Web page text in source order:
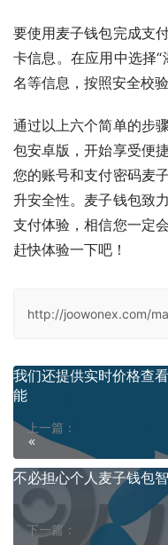
要使用麦子钱包完成支
卡信息。在应用中选择
名等信息，按照安全校
通过以上六个简单的步
包安卓版，开始享受便
您的账号和支付密码麦
升安全性。麦子钱包致
支付体验，相信您一定
赶快体验一下吧！
http://joowonex.com/
上一篇：
我们还提供实时价格查
能
下一篇：
不必担心个人麦子钱包